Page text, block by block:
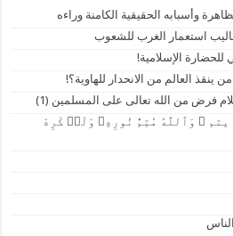
وأسبابه الحقيقية الكامنة وراءه
استعمار الغرب للشعوب
للحضارة الإسلامية!
العالم من الانحدار للهاوية؟!
فرض من الله تعالى على المسلمين (1)
يتم ﴿ وَٱللَّهُ مُتِمُّ نُورِهِۦ وَلَوۡ كَرِهَ